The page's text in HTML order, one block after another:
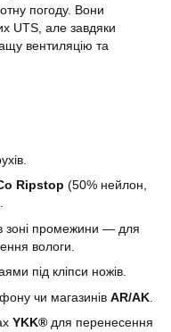
погоду. Вони
UTS, але завдяки
вентиляцію та
Ripstop (50% нейлон,
зоні промежини — для
вологи.
під кліпси ножів.
чи магазинів AR/AK
YKK® для перенесення